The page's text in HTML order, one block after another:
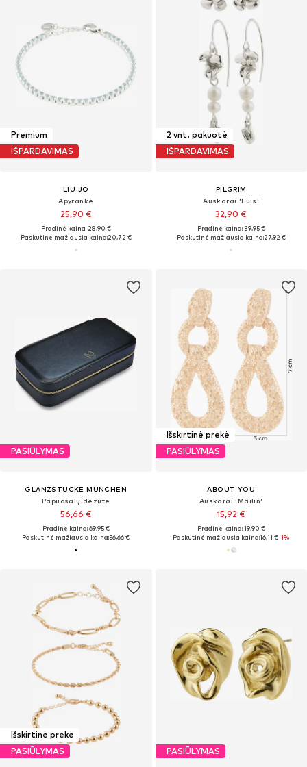
Premium
IŠPARDAVIMAS
LIU JO
Apyrankė
25,90 €
Pradinė kaina: 28,90 €
Paskutinė mažiausia kaina:20,72 €
2 vnt. pakuotė
IŠPARDAVIMAS
PILGRIM
Auskarai 'Luis'
32,90 €
Pradinė kaina: 39,95 €
Paskutinė mažiausia kaina:27,92 €
PASIŪLYMAS
GLANZSTÜCKE MÜNCHEN
Papuošalų dėžutė
56,66 €
Pradinė kaina: 69,95 €
Paskutinė mažiausia kaina:56,66 €
Išskirtinė prekė
PASIŪLYMAS
ABOUT YOU
Auskarai 'Mailin'
15,92 €
Pradinė kaina: 19,90 €
Paskutinė mažiausia kaina:16,11 €-1%
Išskirtinė prekė
PASIŪLYMAS
PASIŪLYMAS